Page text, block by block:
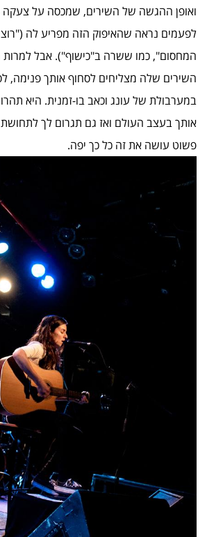
ואופן ההגשה של השירים, שמכסה על צעקה
לפעמים נראה שהאיפוק הזה מפריע לה
המחסום", כמו ששרה ב"כישוף"). אבל
השירים שלה מצליחים לסחוף אותך פנימה,
במערבולת של עונג וכאב בו-זמנית. היא
אותך בעצב העולם ואז גם תגרום לך
פשוט עושה את זה כל כך יפה.